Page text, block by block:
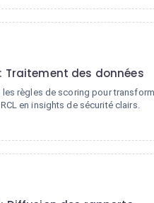
: Traitement des données
règles de scoring pour
en insights de sécurité clairs.